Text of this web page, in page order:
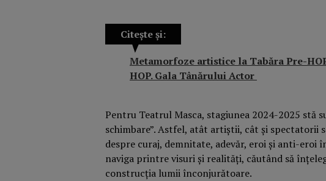
Citește și:
Metamorfoze artistice la Tabăra Pre-
HOP. Gala Tânărului Actor
Pentru Teatrul Masca, stagiunea 2024-2025 stă
schimbare”. Astfel, atât artiștii, cât și
despre curaj, demnitate, adevăr, eroi și anti-
naviga printre visuri și realități, căutând să
construcția lumii înconjurătoare.